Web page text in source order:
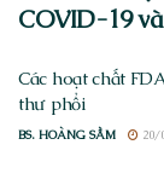
COVID-19
Các hoạt chất
thư phổi
BS. HOÀNG SẦM 20/